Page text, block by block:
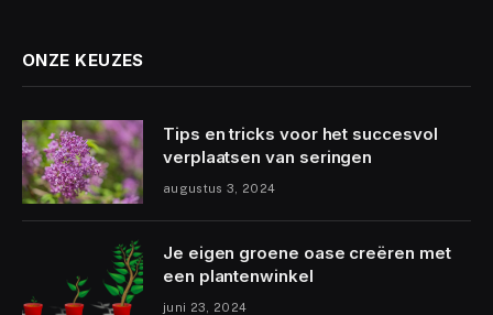
ONZE KEUZES
Tips en tricks voor het succesvol
verplaatsen van seringen
augustus 3, 2024
Je eigen groene oase creëren met
een plantenwinkel
juni 23, 2024